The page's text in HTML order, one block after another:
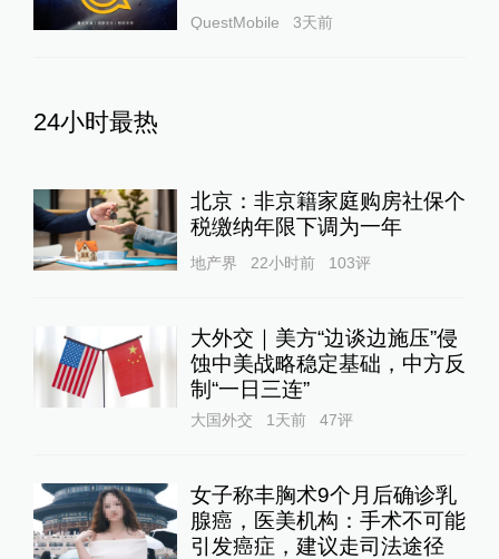
QuestMobile 3天前
24小时最热
北京：非京籍家庭购房社保个
税缴纳年限下调为一年
地产界 22小时前 103评
大外交｜美方“边谈边施压”侵
蚀中美战略稳定基础，中方反
制“一日三连”
大国外交 1天前 47评
女子称丰胸术9个月后确诊乳
腺癌，医美机构：手术不可能
引发癌症，建议走司法途径